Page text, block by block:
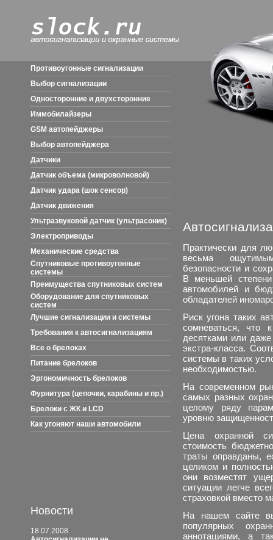
Противоугонные сигнализации
Выбор сигнализации
Односторонние и двухсторонние
Иммобилайзеры
GSM автопейджеры
Выбор автопейджера
Датчики
Датчик объема (микроволновой)
Датчик удара (шок сенсор)
Датчик движения
Ультразвуковой датчик (ультрасоник)
Электроприводы
Механические средства
Спутниковые противоугонные
системы
Преимущества спутниковых систем
Оборудование для спутниковых
систем
Лучшие сигнализации и системы
Требования к автосигнализациям
Все о брелоках
Питание брелоков
Эргономичность брелоков
Фурнитура (цепочки, карабины и пр.)
Брелоки с ЖК и LCD
Как угоняют наши автомобили
Новости
18.07.2008
Практически для
весьма
безопасности и
В меньшей степени
автомобилей и
обладателей
Риск угона таких
сомневаться, что
десятками или
экстра-класса.
системы в таких
необходимостью.
На современном
самых разных
целому ряду
уровню
Цена охранной
стоимость
траты оправданы,
целиком и
они возместят
ситуации легче
страховкой вместо
На нашем сайте
популярных
аннотациями, а